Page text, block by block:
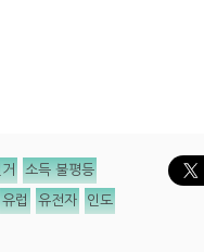
소득 불평등
유럽 유전자 인도